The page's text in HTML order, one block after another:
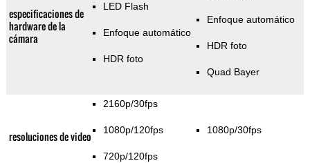
especificaciones de
hardware de la
cámara
LED Flash
Enfoque automático
HDR foto
Enfoque automático
HDR foto
Quad Bayer
resoluciones de video
2160p/30fps
1080p/120fps
720p/120fps
1080p/30fps